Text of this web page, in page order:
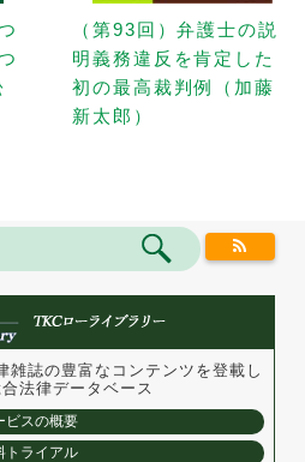
（第93回）弁護士の説
明義務違反を肯定した
初の最高裁判例（加藤
新太郎）
雑誌の豊富なコンテンツを登載し
法律データベース
ビスの概要
トライアル